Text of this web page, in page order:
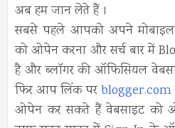
अब हम जान लेते हैं ।
सबसे पहले आपको अपने मोबाइल
को ओपेन करना और सर्च बार में
है और ब्लॉगर की ऑफिसियल
फिर आप लिंक परblogger.com
ओपेन कर सकते हैं वेबसाइट को